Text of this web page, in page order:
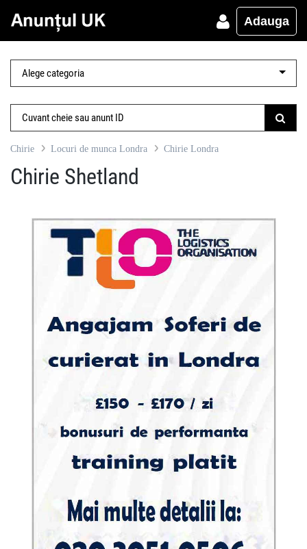
Adauga
Chirie Locuri de munca Londra Chirie Londra
Chirie Shetland